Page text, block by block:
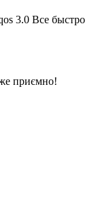
3.0 Все быстро
приємно!